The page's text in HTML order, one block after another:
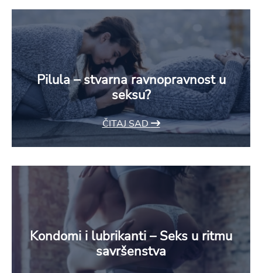
Pilula – stvarna ravnopravnost u
seksu?
ČITAJ SAD
Kondomi i lubrikanti – Seks u ritmu
savršenstva